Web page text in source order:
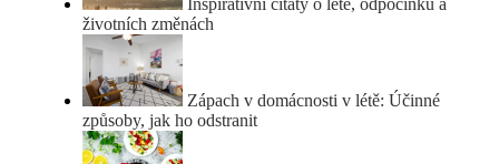
životních změnách
Zápach v domácnosti v létě: Účinné
způsoby, jak ho odstranit